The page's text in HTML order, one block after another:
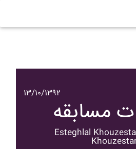
۱۳/۱۰/۱۳۹۲
مسابقه
Esteghlal